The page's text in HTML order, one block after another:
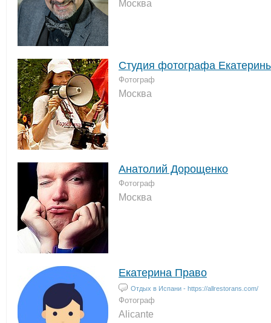
Москва
Студия фотографа
Фотограф
Москва
Анатолий Дорощенко
Фотограф
Москва
Екатерина Право
Отдых в Испани - https://allrestorans.com/
Фотограф
Alicante